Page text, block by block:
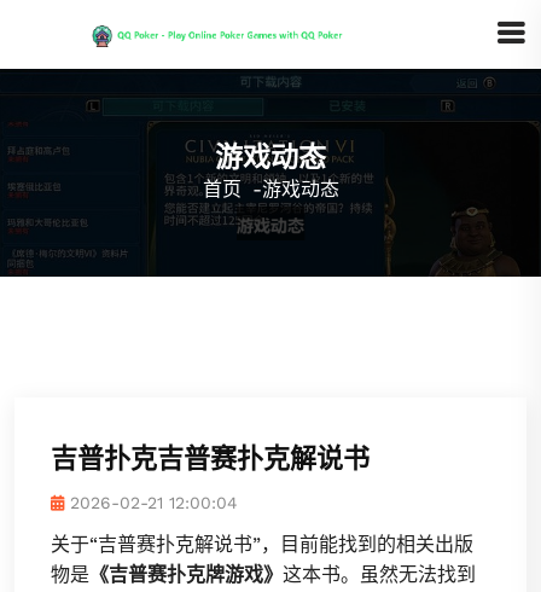
游戏动态
首页 -游戏动态
吉普扑克吉普赛扑克解说书
2026-02-21 12:00:04
关于“吉普赛扑克解说书”，目前能找到的相关出版
物是 《吉普赛扑克牌游戏》 这本书。虽然无法找到